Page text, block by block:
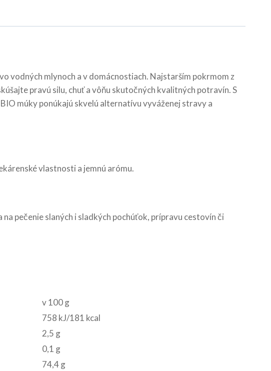
vodných mlynoch a v domácnostiach. Najstarším pokrmom z
pravú silu, chuť a vôňu skutočných kvalitných potravín. S
múky ponúkajú skvelú alternatívu vyváženej stravy a
vlastnosti a jemnú arómu.
pečenie slaných i sladkých pochúťok, prípravu cestovín či
v 100 g
758 kJ/181 kcal
2,5 g
0,1 g
74,4 g